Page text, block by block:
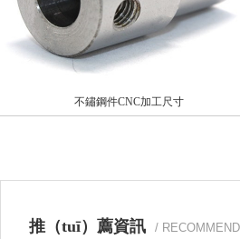
不鏽鋼件CNC加工尺寸
推（tuī）薦資訊 /